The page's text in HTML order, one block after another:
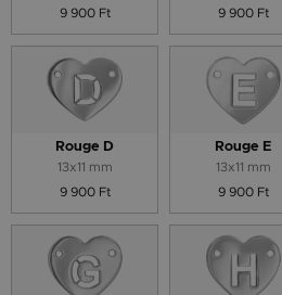
9 900 Ft
9 900 Ft
Rouge D
13x11 mm
9 900 Ft
Rouge E
13x11 mm
9 900 Ft